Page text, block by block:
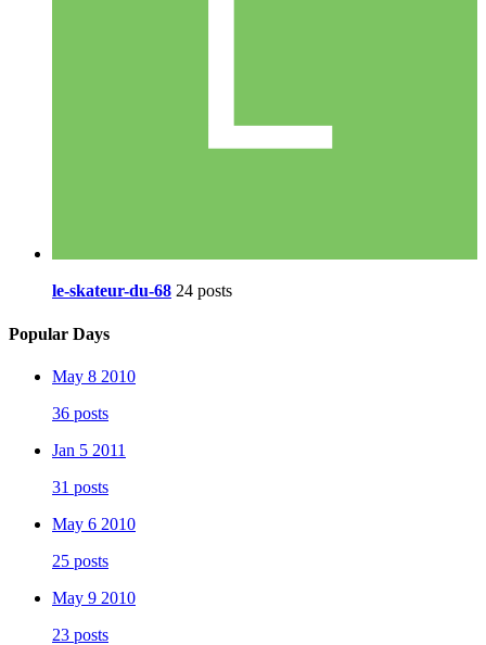
le-skateur-du-68 24 posts
Popular Days
May 8 2010
36 posts
Jan 5 2011
31 posts
May 6 2010
25 posts
May 9 2010
23 posts